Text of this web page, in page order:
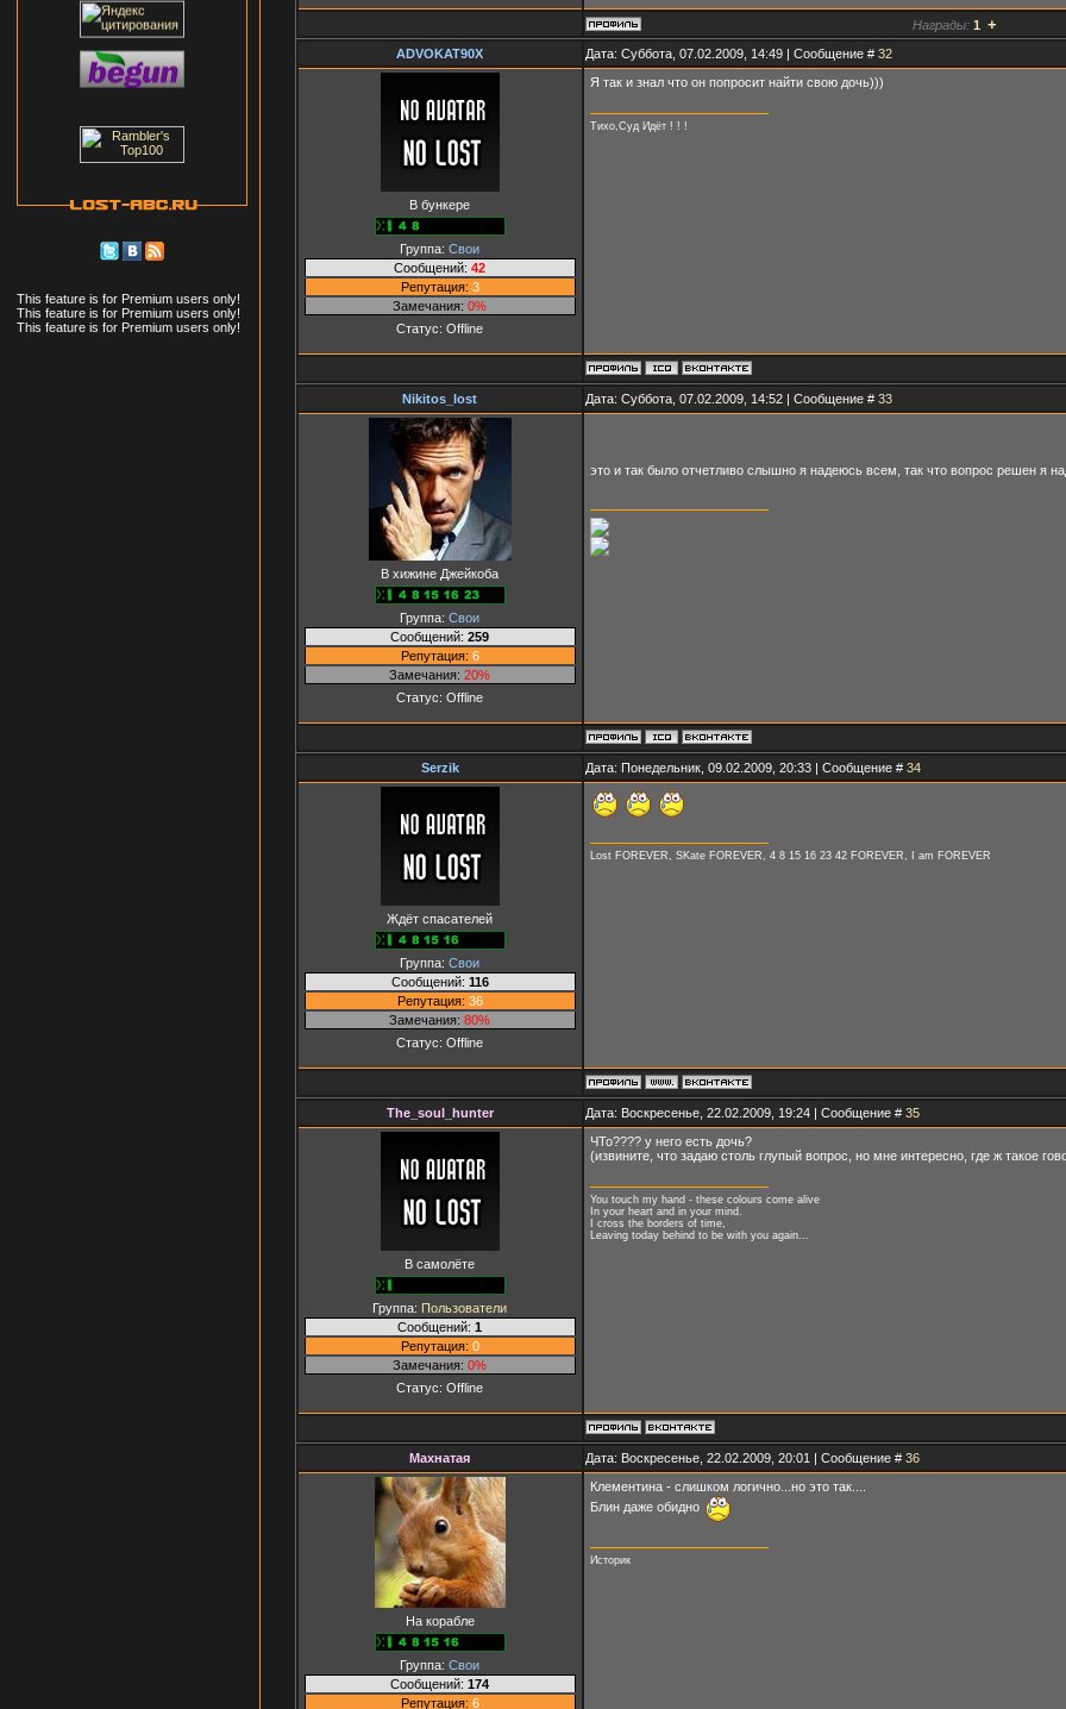
This feature is for Premium users only!
This feature is for Premium users only!
This feature is for Premium users only!
Награды: 1 +
ADVOKAT90X Дата: Суббота, 07.02.2009, 14:49 | Сообщение # 32
В бункере
Группа: Свои
Сообщений: 42
Репутация: 3
Замечания: 0%
Статус: Offline
Я так и знал что он попросит найти свою дочь)))
Тихо,Суд Идёт ! ! !
Nikitos_lost Дата: Суббота, 07.02.2009, 14:52 | Сообщение # 33
В хижине Джейкоба
Группа: Свои
Сообщений: 259
Репутация: 6
Замечания: 20%
Статус: Offline
это и так было отчетливо слышно я надеюсь всем, так что вопрос решен я
Serzik Дата: Понедельник, 09.02.2009, 20:33 | Сообщение # 34
Ждёт спасателей
Группа: Свои
Сообщений: 116
Репутация: 36
Замечания: 80%
Статус: Offline
Lost FOREVER, SKate FOREVER, 4 8 15 16 23 42 FOREVER, I am FOREVER
The_soul_hunter Дата: Воскресенье, 22.02.2009, 19:24 | Сообщение # 35
В самолёте
Группа: Пользователи
Сообщений: 1
Репутация: 0
Замечания: 0%
Статус: Offline
ЧТо???? у него есть дочь?
(извините, что задаю столь глупый вопрос, но мне интересно, где ж такое
You touch my hand - these colours come alive
In your heart and in your mind.
I cross the borders of time,
Leaving today behind to be with you again...
Махнатая Дата: Воскресенье, 22.02.2009, 20:01 | Сообщение # 36
На корабле
Группа: Свои
Сообщений: 174
Репутация: 6
Клементина - слишком логично...но это так....
Блин даже обидно
Историк